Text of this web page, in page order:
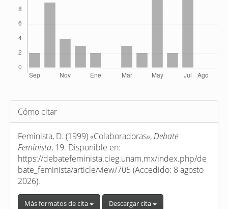
Detalles
del
artículo
Cómo citar
Feminista, D. (1999) «Colaboradoras», Debate
Feminista, 19. Disponible en:
https://debatefeminista.cieg.unam.mx/index.php/de
bate_feminista/article/view/705 (Accedido: 8 agosto
2026).
Más formatos de cita Descargar cita